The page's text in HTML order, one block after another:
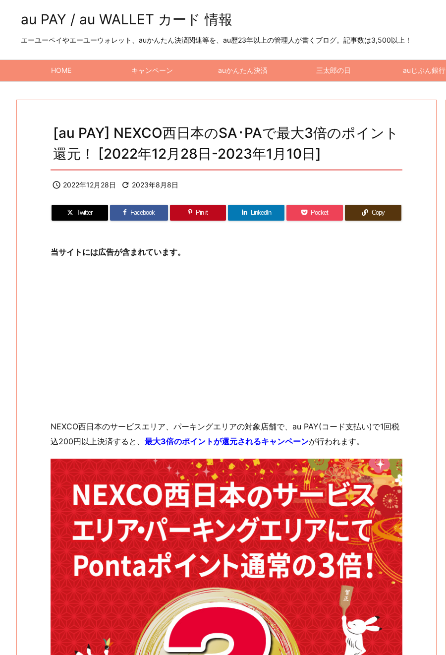
au PAY / au WALLET カード 情報
エーユーペイやエーユーウォレット、auかんたん決済関連等を、au歴23年以上の管理人が書くブログ。記事数は3,500以上！
HOME キャンペーン auかんたん決済 三太郎の日 auじぶん銀行
[au PAY] NEXCO西日本のSA･PAで最大3倍のポイント
還元！ [2022年12月28日-2023年1月10日]
 2022年12月28日  2023年8月8日
Twitter Facebook Pin it LinkedIn Pocket Copy
当サイトには広告が含まれています。
NEXCO西日本のサービスエリア、パーキングエリアの対象店舗で、au PAY(コード支払い)で1回税
込200円以上決済すると、 最大3倍のポイントが還元されるキャンペーンが行われます。